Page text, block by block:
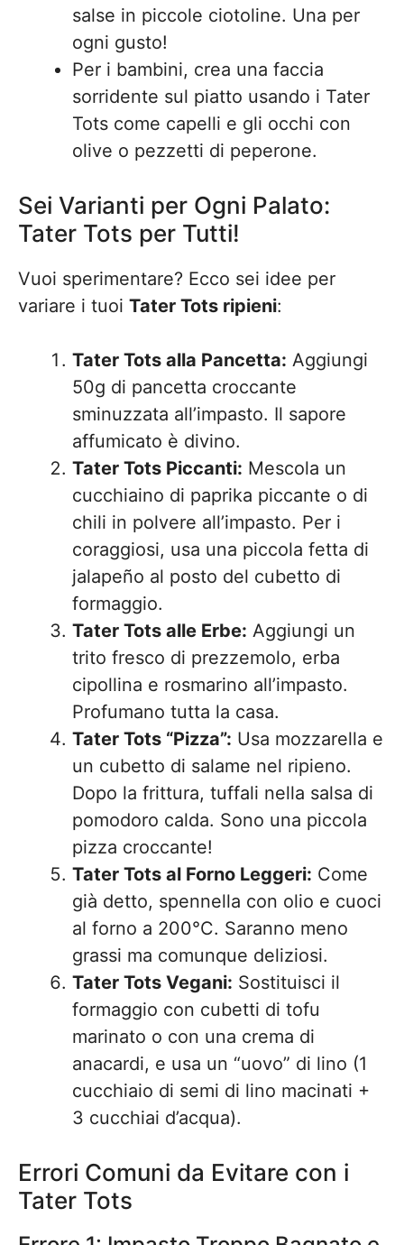
salse in piccole ciotoline. Una per
ogni gusto!
Per i bambini, crea una faccia
sorridente sul piatto usando i Tater
Tots come capelli e gli occhi con
olive o pezzetti di peperone.
Sei Varianti per Ogni Palato:
Tater Tots per Tutti!
Vuoi sperimentare? Ecco sei idee per
variare i tuoi Tater Tots ripieni:
Tater Tots alla Pancetta: Aggiungi
50g di pancetta croccante
sminuzzata all’impasto. Il sapore
affumicato è divino.
Tater Tots Piccanti: Mescola un
cucchiaino di paprika piccante o di
chili in polvere all’impasto. Per i
coraggiosi, usa una piccola fetta di
jalapeño al posto del cubetto di
formaggio.
Tater Tots alle Erbe: Aggiungi un
trito fresco di prezzemolo, erba
cipollina e rosmarino all’impasto.
Profumano tutta la casa.
Tater Tots “Pizza”: Usa mozzarella e
un cubetto di salame nel ripieno.
Dopo la frittura, tuffali nella salsa di
pomodoro calda. Sono una piccola
pizza croccante!
Tater Tots al Forno Leggeri: Come
già detto, spennella con olio e cuoci
al forno a 200°C. Saranno meno
grassi ma comunque deliziosi.
Tater Tots Vegani: Sostituisci il
formaggio con cubetti di tofu
marinato o con una crema di
anacardi, e usa un “uovo” di lino (1
cucchiaio di semi di lino macinati +
3 cucchiai d’acqua).
Errori Comuni da Evitare con i
Tater Tots